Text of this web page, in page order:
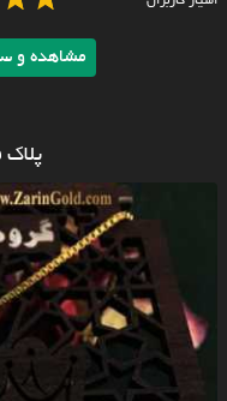
مشاهده و